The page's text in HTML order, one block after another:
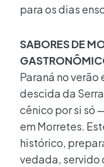
para os dias
SABORES DE
Paraná no
descida da
cênico por si só
em Morretes.
histórico,
vedada, servido